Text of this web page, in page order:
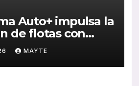
Auto+ impulsa la
de flotas con
eléctricos
MAYTE